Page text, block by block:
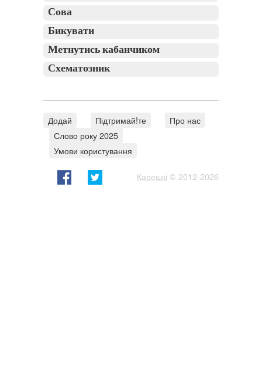
Сова
Бикувати
Метнутись кабанчиком
Схематозник
Додай Підтримай!те
Про нас
Слово року 2025
Умови користування
Карешкі © 2012-2026